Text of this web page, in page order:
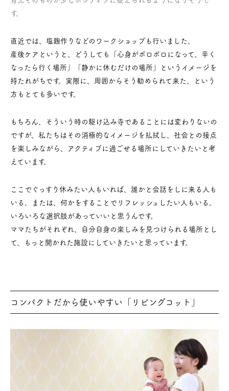
す。
直近では、塩麹作りなどのワークショップも行いました。
産後ケアというと、どうしても「心身がボロボロになって、辛く
なったら行く場所」「静かに休むだけの場所」というイメージを
持たれがちです。 実際に、周囲からそう勧められて来た、という
方もとても多いです。
もちろん、そういう時の駆け込み寺であることには変わりないの
ですが、私たちはその消極的なイメージを払拭し、社会との接点
を楽しみながら、アクティブに過ごせる場所にしていきたいと考
えています。
ここでぐっすり休みたい人もいれば、誰かと会話をしに来る人も
いる。または、何かをすることでリフレッシュしたい人もいる。
いろいろな選択肢があっていいと思うんです。
ママたちがそれぞれ、自分自身の楽しみを見つけられる場所とし
て、もっと開かれた施設にしていきたいと思っています。
コンパクトだから使いやすい「リビングコット」